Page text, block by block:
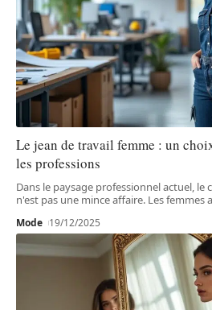
Le jean de travail femme : un
les professions
Dans le paysage professionnel actuel,
n'est pas une mince affaire. Les femmes
Mode 19/12/2025